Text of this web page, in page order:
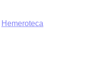
Hemeroteca